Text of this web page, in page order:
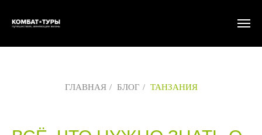
ГЛАВНАЯ / БЛОГ / ТАНЗАНИЯ